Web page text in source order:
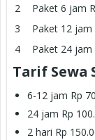
Paket 6 jam
Paket 12 jam
Paket 24 jam
Tarif Sewa
6-12 jam Rp
24 jam Rp
2 hari Rp